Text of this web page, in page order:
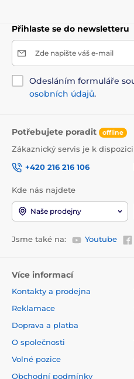
Přihlaste se do newsletteru
Zde napište váš e-mail
Odesláním formuláře
osobních údajů.
Potřebujete poradit offline
Zákaznický servis je k dispozici
+420 216 216 106
Kde nás najdete
Naše prodejny
Jsme také na: Youtube
Více informací
Kontakty a prodejna
Reklamace
Doprava a platba
O společnosti
Volné pozice
Obchodní podmínky